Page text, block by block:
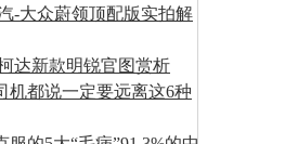
-大众蔚领顶配版实拍解
达新款明锐官图赏析
机都说一定要远离这6种